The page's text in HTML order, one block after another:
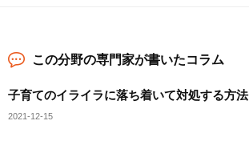
この分野の専門家が書いたコラム
子育てのイライラに落ち着いて対処する方法
2021-12-15